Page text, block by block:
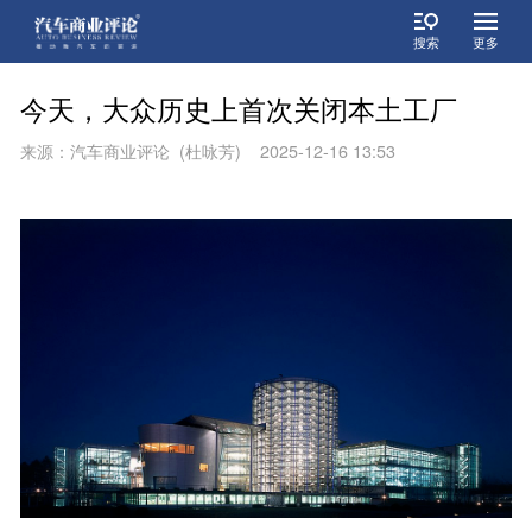
搜索 更多
今天，大众历史上首次关闭本土工厂
来源：汽车商业评论 (杜咏芳) 2025-12-16 13:53